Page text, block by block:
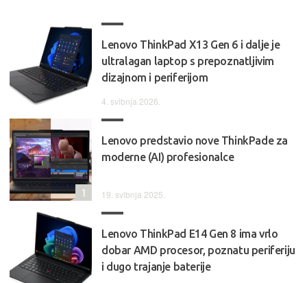
Lenovo ThinkPad X13 Gen 6 i dalje je
ultralagan laptop s prepoznatljivim
dizajnom i periferijom
4. svibnja 2026.
Lenovo predstavio nove ThinkPade za
moderne (AI) profesionalce
19. svibnja 2025.
1
Lenovo ThinkPad E14 Gen 8 ima vrlo
dobar AMD procesor, poznatu periferiju
i dugo trajanje baterije